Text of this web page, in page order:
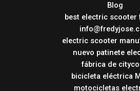
Blog
best electric scooter
electric scooter
nuevo patinete
fábrica de
bicicleta eléctrica
motocicletas